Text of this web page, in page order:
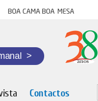
Boa cama boa mesa
>
Contactos